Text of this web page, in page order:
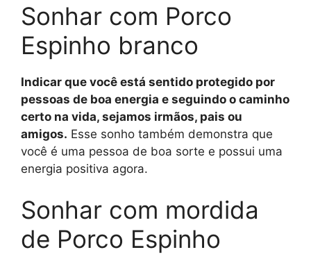
Sonhar com Porco
Espinho branco
Indicar que você está sentido protegido por
pessoas de boa energia e seguindo o caminho
certo na vida, sejamos irmãos, pais ou
amigos. Esse sonho também demonstra que
você é uma pessoa de boa sorte e possui uma
energia positiva agora.
Sonhar com mordida
de Porco Espinho